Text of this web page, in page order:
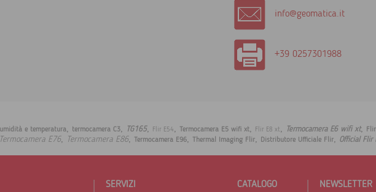
info@geomatica.it
+39 0257301988
e temperatura, termocamera C3, TG165, Flir E54, Termocamera E5 wifi xt, Flir E8 xt, Termocamera E6 wifi xt,
Termocamera E76, Termocamera E86, Termocamera E96, Thermal Imaging Flir, Distributore Ufficiale Flir, Official Flir
SERVIZI CATALOGO NEWSLETTER